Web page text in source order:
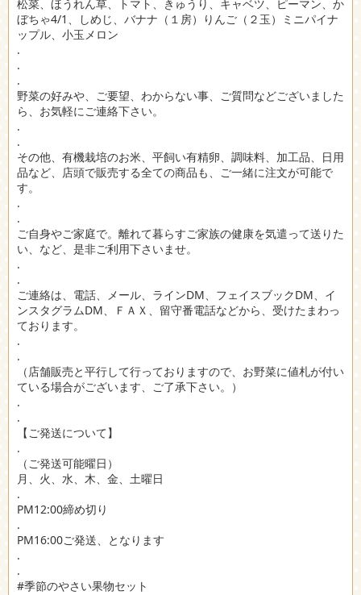
松菜、ほうれん草、トマト、きゅうり、キャベツ、ピーマン、か
ぼちゃ4/1、しめじ、バナナ（１房）りんご（２玉）ミニパイナ
ップル、小玉メロン
.
.
.
野菜の好みや、ご要望、わからない事、ご質問などございました
ら、お気軽にご連絡下さい。
.
.
その他、有機栽培のお米、平飼い有精卵、調味料、加工品、日用
品など、店頭で販売する全ての商品も、ご一緒に注文が可能で
す。
.
.
ご自身やご家庭で。離れて暮らすご家族の健康を気遣って送りた
い、など、是非ご利用下さいませ。
.
.
ご連絡は、電話、メール、ラインDM、フェイスブックDM、イ
ンスタグラムDM、ＦＡＸ、留守番電話などから、受けたまわっ
ております。
.
.
（店舗販売と平行して行っておりますので、お野菜に値札が付い
ている場合がございます、ご了承下さい。）
.
.
【ご発送について】
.
（ご発送可能曜日）
月、火、水、木、金、土曜日
.
PM12:00締め切り
.
PM16:00ご発送、となります
.
.
#季節のやさい果物セット